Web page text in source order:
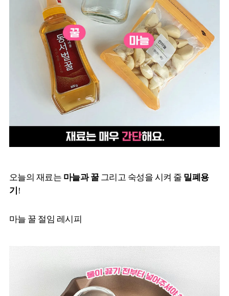
오늘의 재료는 마늘과 꿀 그리고 숙성을 시켜 줄 밀폐용
기 !
마늘 꿀 절임 레시피